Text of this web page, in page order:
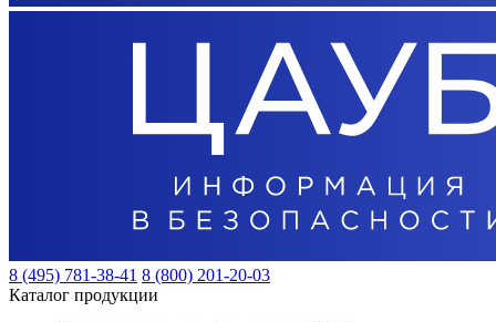
8 (495) 781-38-41 8 (800) 201-20-03
Каталог продукции